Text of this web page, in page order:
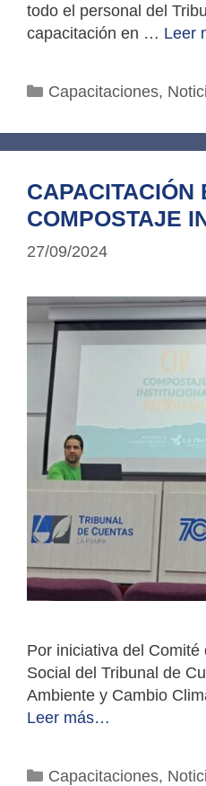
todo el personal del
capacitación en … Leer
Categorías
Capacitaciones,
CAPACITACIÓN
COMPOSTAJE
27/09/2024
Por iniciativa del Comité
Social del Tribunal de
Ambiente y Cambio
Leer más…
Categorías
Capacitaciones,